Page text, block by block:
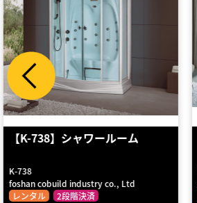
【K-713】シャワールーム
K-713
foshan cobuild industry
レンタル
送料無料